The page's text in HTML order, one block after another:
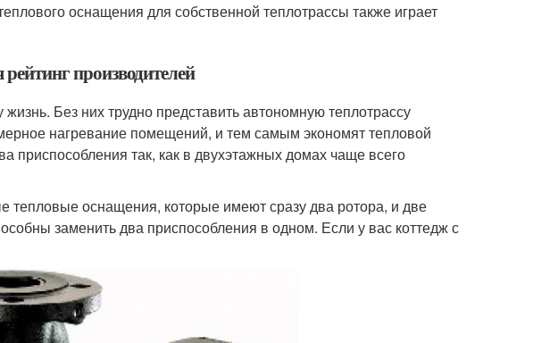
оснащения для собственной теплотрассы также играет
производителей
Без них трудно представить автономную теплотрассу
нагревание помещений, и тем самым экономят тепловой
приспособления так, как в двухэтажных домах чаще всего
тепловые оснащения, которые имеют сразу два ротора, и две
заменить два приспособления в одном. Если у вас коттедж с